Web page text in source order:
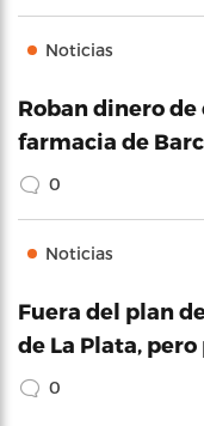
Noticias
Roban dinero
farmacia de
0
Noticias
Fuera del plan
de La Plata,
0